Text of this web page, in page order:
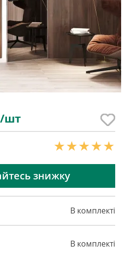
шт
знижку
В комплекті
В комплекті